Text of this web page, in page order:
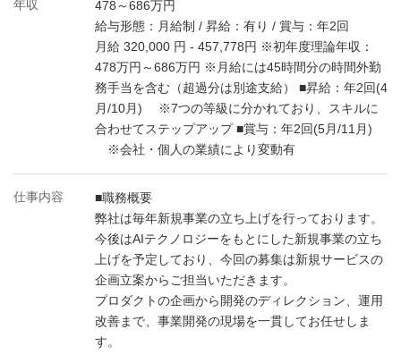
年収
478～686万円
給与形態：月給制 / 昇給：有り / 賞与：年2回
月給 320,000 円 - 457,778円 ※初年度理論年収：
478万円～686万円 ※月給には45時間分の時間外勤
務手当を含む（超過分は別途支給） ■昇給：年2回(4
月/10月) ※7つの等級に分かれており、スキルに
合わせてステップアップ ■賞与：年2回(5月/11月)
※会社・個人の業績により変動有
仕事内容
■職務概要
弊社は毎年新規事業の立ち上げを行っております。
今後はAIテクノロジーをもとにした新規事業の立ち
上げを予定しており、今回の募集は新規サービスの
企画立案からご担当いただきます。
プロダクトの企画から開発のディレクション、運用
改善まで、事業開発の現場を一貫してお任せしま
す。